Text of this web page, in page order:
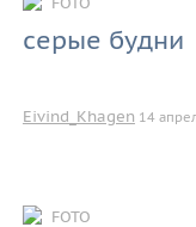
серые будни
Eivind_Khagen 14
FOTO